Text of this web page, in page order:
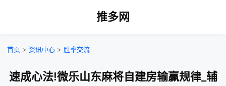
推多网
首页 > 资讯中心 > 胜率交流
速成心法!微乐山东麻将自建房输赢规律_辅